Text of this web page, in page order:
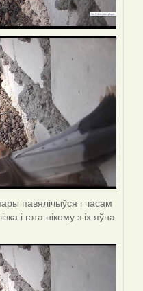
павялічыўся і часам
і гэта нікому з іх яўна